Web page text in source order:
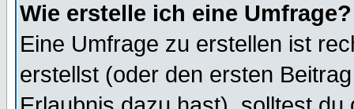
Wie erstelle ich eine Umfrage?
Eine Umfrage zu erstellen ist
erstellst (oder den ersten